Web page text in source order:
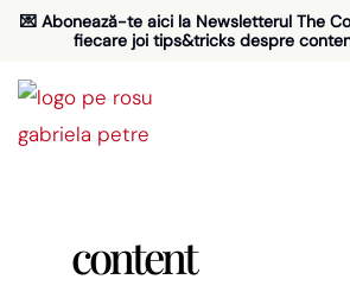
Skip
content
💌 Abonează-te aici la Newsletterul The
fiecare joi tips&tricks despre
content